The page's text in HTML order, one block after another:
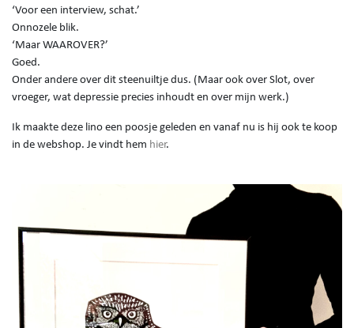
‘Voor een interview, schat.’
Onnozele blik.
‘Maar WAAROVER?’
Goed.
Onder andere over dit steenuiltje dus. (Maar ook over Slot, over
vroeger, wat depressie precies inhoudt en over mijn werk.)
Ik maakte deze lino een poosje geleden en vanaf nu is hij ook te koop
in de webshop. Je vindt hem hier.